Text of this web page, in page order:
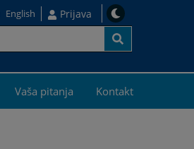
English Prijava
Vaša pitanja Kontakt